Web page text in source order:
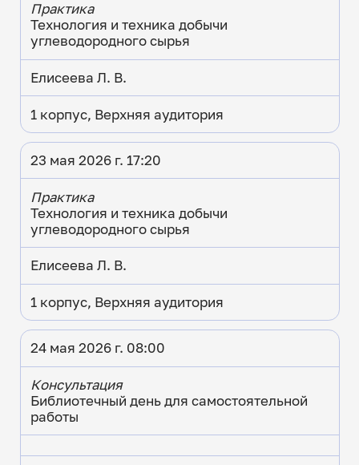
Практика
Технология и техника добычи
углеводородного сырья
Елисеева Л. В.
1 корпус, Верхняя аудитория
23 мая 2026 г. 17:20
Практика
Технология и техника добычи
углеводородного сырья
Елисеева Л. В.
1 корпус, Верхняя аудитория
24 мая 2026 г. 08:00
Консультация
Библиотечный день для самостоятельной
работы